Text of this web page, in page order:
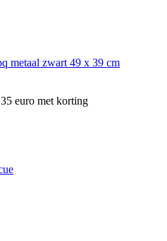
metaal zwart 49 x 39 cm
euro met korting